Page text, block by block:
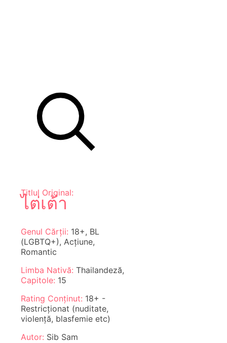
Titlul Original:
ไต่เต้า
Genul Cărții: 18+, BL
(LGBTQ+), Acțiune,
Romantic
Limba Nativă: Thailandeză,
Capitole: 15
Rating Conținut: 18+ -
Restricționat (nuditate,
violență, blasfemie etc)
Autor: Sib Sam